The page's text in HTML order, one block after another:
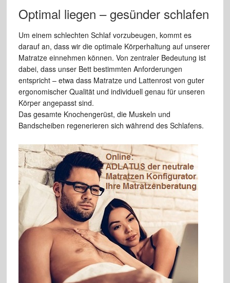
Optimal liegen – gesünder schlafen
Um einem schlechten Schlaf vorzubeugen, kommt es
darauf an, dass wir die optimale Körperhaltung auf unserer
Matratze einnehmen können. Von zentraler Bedeutung ist
dabei, dass unser Bett bestimmten Anforderungen
entspricht – etwa dass Matratze und Lattenrost von guter
ergonomischer Qualität und individuell genau für unseren
Körper angepasst sind.
Das gesamte Knochengerüst, die Muskeln und
Bandscheiben regenerieren sich während des Schlafens.